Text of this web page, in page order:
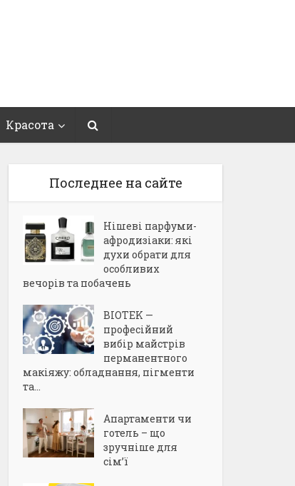
Красота
Последнее на сайте
Нішеві парфуми-
афродизіаки: які
духи обрати для
особливих
вечорів та побачень
BIOTEK —
професійний
вибір майстрів
перманентного
макіяжу: обладнання, пігменти
та...
Апартаменти чи
готель – що
зручніше для
сім’ї